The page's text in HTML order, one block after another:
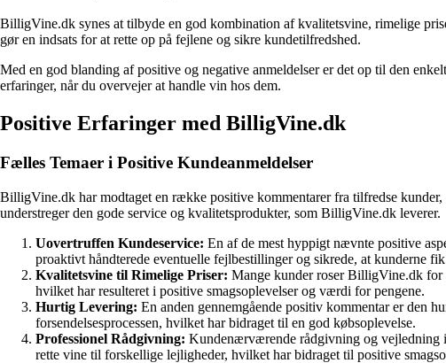
BilligVine.dk synes at tilbyde en god kombination af kvalitetsvine, rimelige
gør en indsats for at rette op på fejlene og sikre kundetilfredshed.
Med en god blanding af positive og negative anmeldelser er det op til den
erfaringer, når du overvejer at handle vin hos dem.
Positive Erfaringer med BilligVine.dk
Fælles Temaer i Positive Kundeanmeldelser
BilligVine.dk har modtaget en række positive kommentarer fra tilfredse
understreger den gode service og kvalitetsprodukter, som BilligVine.dk leverer.
Uovertruffen Kundeservice: En af de mest hyppigt nævnte positive
proaktivt håndterede eventuelle fejlbestillinger og sikrede, at kunderne
Kvalitetsvine til Rimelige Priser: Mange kunder roser BilligVine.dk for
hvilket har resulteret i positive smagsoplevelser og værdi for pengene.
Hurtig Levering: En anden gennemgående positiv kommentar er den
forsendelsesprocessen, hvilket har bidraget til en god købsoplevelse.
Professionel Rådgivning: Kundenærværende rådgivning og vejledning
rette vine til forskellige lejligheder, hvilket har bidraget til positive